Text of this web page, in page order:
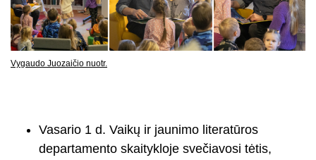
Vygaudo Juozaičio nuotr.
Vasario 1 d. Vaikų ir jaunimo literatūros
departamento skaitykloje svečiavosi tėtis,